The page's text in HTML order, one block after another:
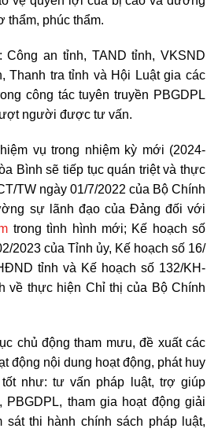
thẩm, phúc thẩm.
an tỉnh, TAND tỉnh, VKSND
Thanh tra tỉnh và Hội Luật gia các
công tác tuyên truyền PBGDPL
người được tư vấn.
vụ trong nhiệm kỳ mới (2024-
Bình sẽ tiếp tục quán triệt và thực
TW ngày 01/7/2022 của Bộ Chính
sự lãnh đạo của Đảng đối với
trong tình hình mới; Kế hoạch số
2023 của Tỉnh ủy, Kế hoạch số 16/
tỉnh và Kế hoạch số 132/KH-
về thực hiện Chỉ thị của Bộ Chính
chủ động tham mưu, đề xuất các
động nội dung hoạt động, phát huy
như: tư vấn pháp luật, trợ giúp
PBGDPL, tham gia hoạt động giải
sát thi hành chính sách pháp luật,